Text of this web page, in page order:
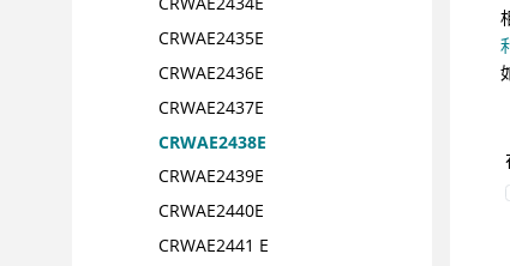
CRWAE2435E
CRWAE2436E
CRWAE2437E
CRWAE2438E
CRWAE2439E
CRWAE2440E
CRWAE2441 E